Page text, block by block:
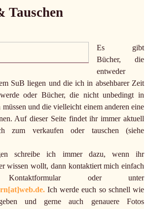
Tauschen
Es gibt
Bücher, die
entweder
SuB liegen und die ich in absehbarer Zeit
oder Bücher, die nicht unbedingt in
und die vielleicht einem anderen eine
Auf dieser Seite findet ihr immer aktuell
zum verkaufen oder tauschen (siehe
schreibe ich immer dazu, wenn ihr
wissen wollt, dann kontaktiert mich einfach
oder unter
Ich werde euch so schnell wie
und gerne auch genauere Fotos